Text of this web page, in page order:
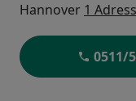
Hannover 1
0511/